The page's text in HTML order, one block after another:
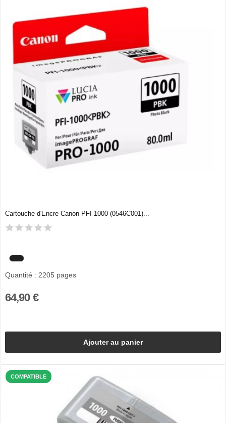
Cartouche d'Encre Canon PFI-1000 (0546C001)...
Quantité : 2205 pages
64,90 €
Ajouter au panier
COMPATIBLE